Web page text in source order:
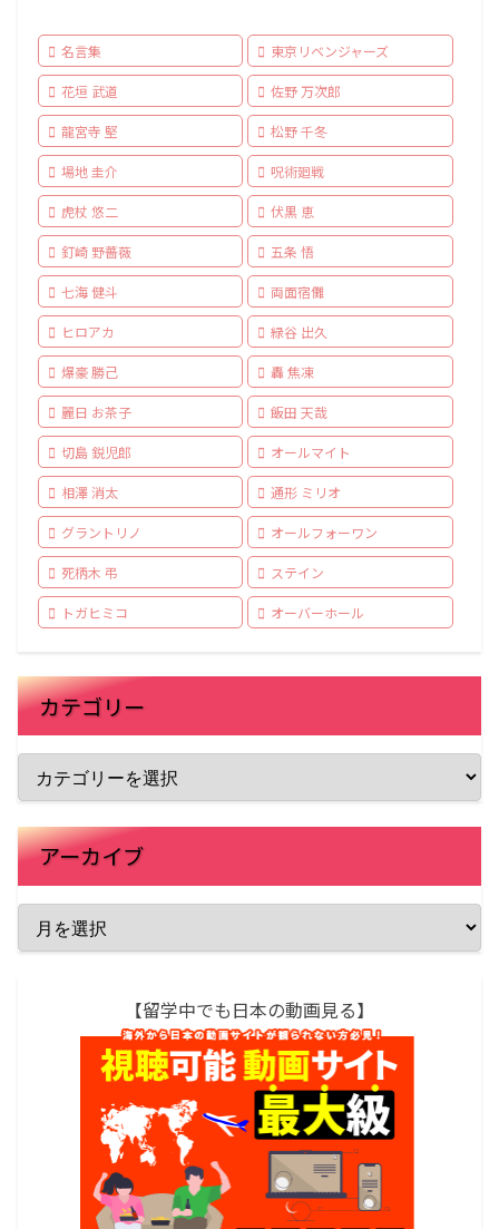
名言集 東京リベンジャーズ
花垣 武道 佐野 万次郎
龍宮寺 堅 松野 千冬
場地 圭介 呪術廻戦
虎杖 悠二 伏黒 恵
釘崎 野薔薇 五条 悟
七海 健斗 両面宿儺
ヒロアカ 緑谷 出久
爆豪 勝己 轟 焦凍
麗日 お茶子 飯田 天哉
切島 鋭児郎 オールマイト
相澤 消太 通形 ミリオ
グラントリノ オールフォーワン
死柄木 弔 ステイン
トガヒミコ オーバーホール
カテゴリー
アーカイブ
【留学中でも日本の動画見る】